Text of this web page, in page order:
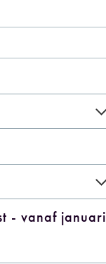
- vanaf januari